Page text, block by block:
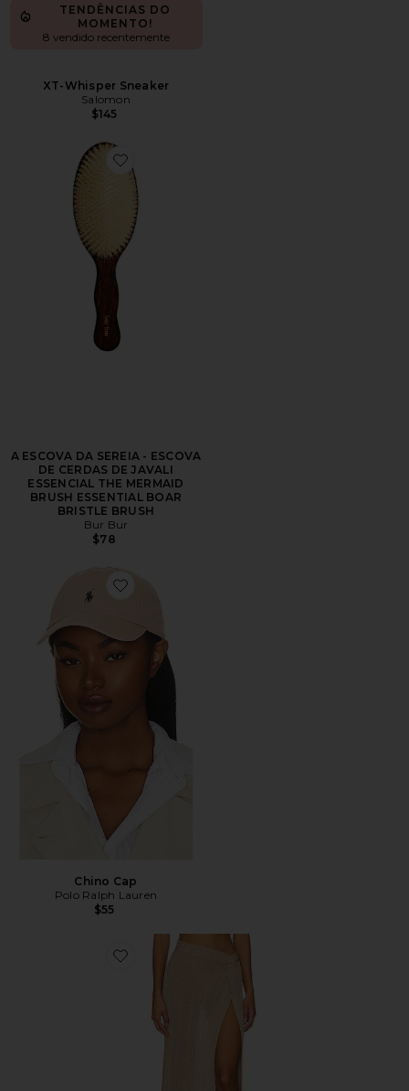
TENDÊNCIAS DO
MOMENTO!
8 vendido recentemente
XT-Whisper Sneaker
Salomon
$145
Favorite A ESCOVA DA SEREIA - ESCOVA DE
A ESCOVA DA SEREIA - ESCOVA
DE CERDAS DE JAVALI
ESSENCIAL THE MERMAID
BRUSH ESSENTIAL BOAR
BRISTLE BRUSH
Bur Bur
$78
Favorite Chino Cap
Chino Cap
Polo Ralph Lauren
$55
Favorite Heart Of Gold Skirt